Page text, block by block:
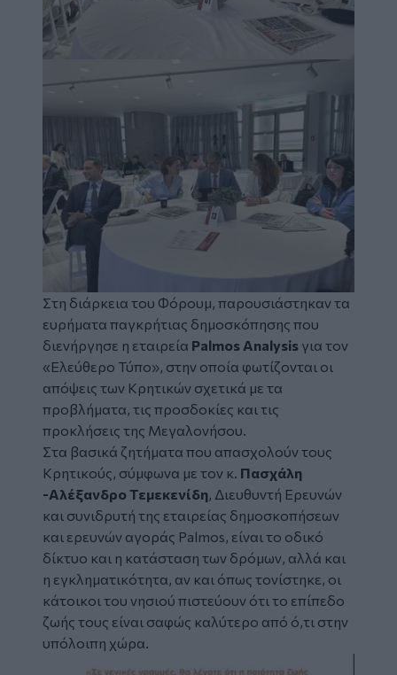
Στη διάρκεια του Φόρουμ, παρουσιάστηκαν τα
ευρήματα παγκρήτιας δημοσκόπησης που
διενήργησε η εταιρεία Palmos Analysis για τον
«Ελεύθερο Τύπο», στην οποία φωτίζονται οι
απόψεις των Κρητικών σχετικά με τα
προβλήματα, τις προσδοκίες και τις
προκλήσεις της Μεγαλονήσου.
Στα βασικά ζητήματα που απασχολούν τους
Κρητικούς, σύμφωνα με τον κ. Πασχάλη
-Αλέξανδρο Τεμεκενίδη, Διευθυντή Ερευνών
και συνιδρυτή της εταιρείας δημοσκοπήσεων
και ερευνών αγοράς Palmos, είναι το οδικό
δίκτυο και η κατάσταση των δρόμων, αλλά και
η εγκληματικότητα, αν και όπως τονίστηκε, οι
κάτοικοι του νησιού πιστεύουν ότι το επίπεδο
ζωής τους είναι σαφώς καλύτερο από ό,τι στην
υπόλοιπη χώρα.